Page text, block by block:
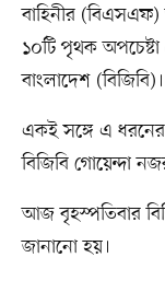
বাহিনীর
১০টি পৃথক অপচেষ্টা
বাংলাদেশ (বিজিবি)।
একই সঙ্গে এ ধরনের
বিজিবি গোয়েন্দা
আজ বৃহস্পতিবার
জানানো হয়।